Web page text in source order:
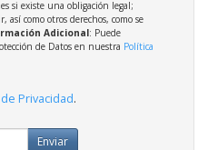
si existe una obligación legal;
así como otros derechos, como se
Adicional: Puede
de Datos en nuestra Política
Privacidad.
Enviar